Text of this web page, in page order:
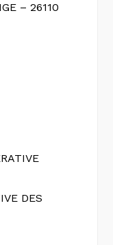
– 26110
DES